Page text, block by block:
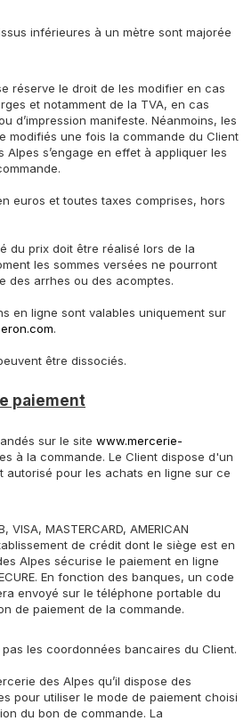
inférieures à un mètre sont majorée
réserve le droit de les modifier en cas
et notamment de la TVA, en cas
d’impression manifeste. Néanmoins, les
modifiés une fois la commande du Client
Alpes s’engage en effet à appliquer les
euros et toutes taxes comprises, hors
du prix doit être réalisé lors de la
les sommes versées ne pourront
des arrhes ou des acomptes.
en ligne sont valables uniquement sur
.
être dissociés.
paiement
sur le site www.mercerie-
à la commande. Le Client dispose d'un
autorisé pour les achats en ligne sur ce
MASTERCARD, AMERICAN
de crédit dont le siège est en
Alpes sécurise le paiement en ligne
En fonction des banques, un code
envoyé sur le téléphone portable du
de paiement de la commande.
les coordonnées bancaires du Client.
des Alpes qu’il dispose des
pour utiliser le mode de paiement choisi
du bon de commande. La